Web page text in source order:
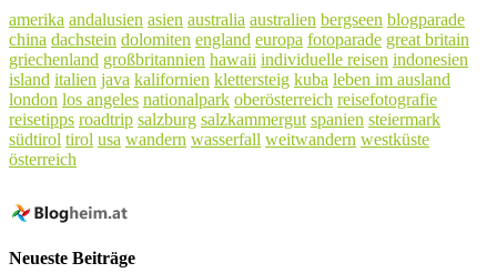
amerika andalusien asien australia australien bergseen blogparade
china dachstein dolomiten england europa fotoparade great britain
griechenland großbritannien hawaii individuelle reisen indonesien
island italien java kalifornien klettersteig kuba leben im ausland
london los angeles nationalpark oberösterreich reisefotografie
reisetipps roadtrip salzburg salzkammergut spanien steiermark
südtirol tirol usa wandern wasserfall weitwandern westküste
österreich
Neueste Beiträge